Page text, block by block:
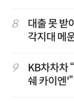
8
대출 못 받
각지대 메
9
KB차차차
쉐 카이엔'”